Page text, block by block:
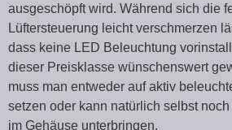
ausgeschöpft wird. Während sich die
Lüftersteuerung leicht verschmerzen
dass keine LED Beleuchtung
dieser Preisklasse wünschenswert
muss man entweder auf aktiv
setzen oder kann natürlich selbst
im Gehäuse unterbringen.